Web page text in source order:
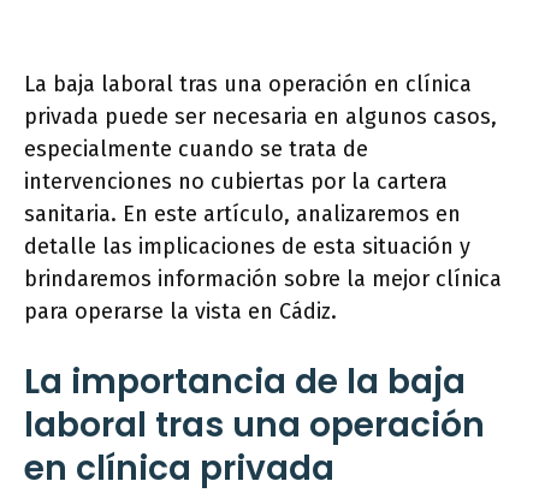
La baja laboral tras una operación en clínica
privada puede ser necesaria en algunos casos,
especialmente cuando se trata de
intervenciones no cubiertas por la cartera
sanitaria. En este artículo, analizaremos en
detalle las implicaciones de esta situación y
brindaremos información sobre la mejor clínica
para operarse la vista en Cádiz.
La importancia de la baja
laboral tras una operación
en clínica privada